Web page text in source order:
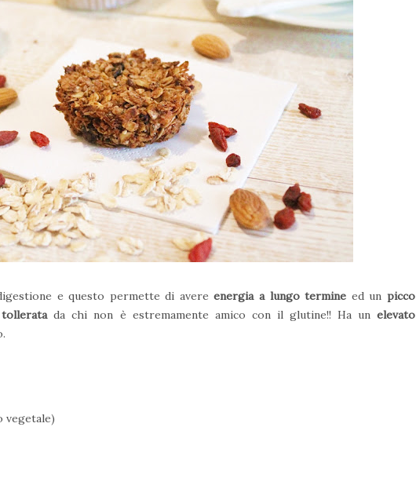
e questo permette di avereenergia a lungo termine ed un picco
da chi non è estremamente amico con il glutine!! Ha un elevato
vegetale)